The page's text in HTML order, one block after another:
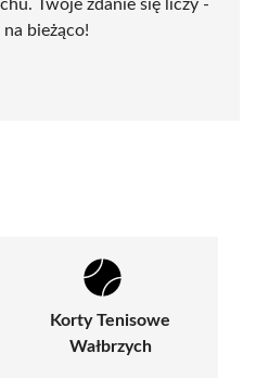
Twoje zdanie się liczy -
bieżąco!
Korty Tenisowe
Wałbrzych